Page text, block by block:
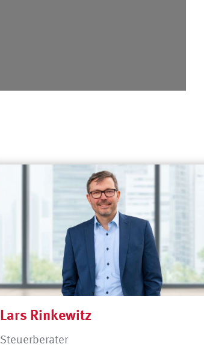
Lars Rinkewitz
Steuerberater